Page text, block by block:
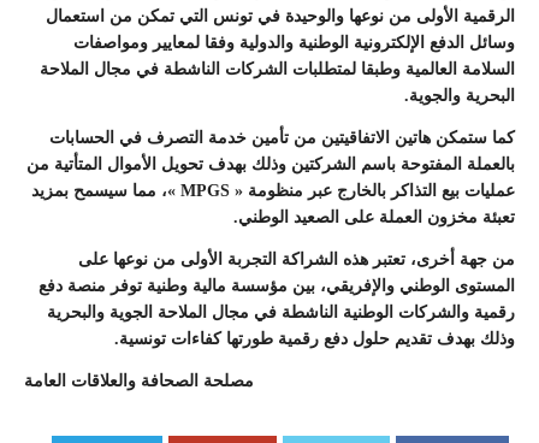
الرقمية الأولى من نوعها والوحيدة في تونس التي تمكن من استعمال
وسائل الدفع الإلكترونية الوطنية والدولية وفقا لمعايير ومواصفات
السلامة العالمية وطبقا لمتطلبات الشركات الناشطة في مجال الملاحة
البحرية والجوية.
كما ستمكن هاتين الاتفاقيتين من تأمين خدمة التصرف في الحسابات
بالعملة المفتوحة باسم الشركتين وذلك بهدف تحويل الأموال المتأتية من
عمليات بيع التذاكر بالخارج عبر منظومة « MPGS »، مما سيسمح بمزيد
تعبئة مخزون العملة على الصعيد الوطني.
من جهة أخرى، تعتبر هذه الشراكة التجربة الأولى من نوعها على
المستوى الوطني والإفريقي، بين مؤسسة مالية وطنية توفر منصة دفع
رقمية والشركات الوطنية الناشطة في مجال الملاحة الجوية والبحرية
وذلك بهدف تقديم حلول دفع رقمية طورتها كفاءات تونسية.
مصلحة الصحافة والعلاقات العامة